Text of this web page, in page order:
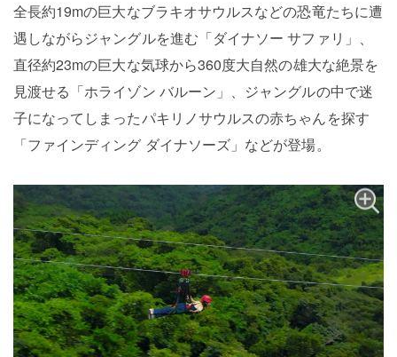
全長約19mの巨大なブラキオサウルスなどの恐竜たちに遭
遇しながらジャングルを進む「ダイナソー サファリ」、
直径約23mの巨大な気球から360度大自然の雄大な絶景を
見渡せる「ホライゾン バルーン」、ジャングルの中で迷
子になってしまったパキリノサウルスの赤ちゃんを探す
「ファインディング ダイナソーズ」などが登場。